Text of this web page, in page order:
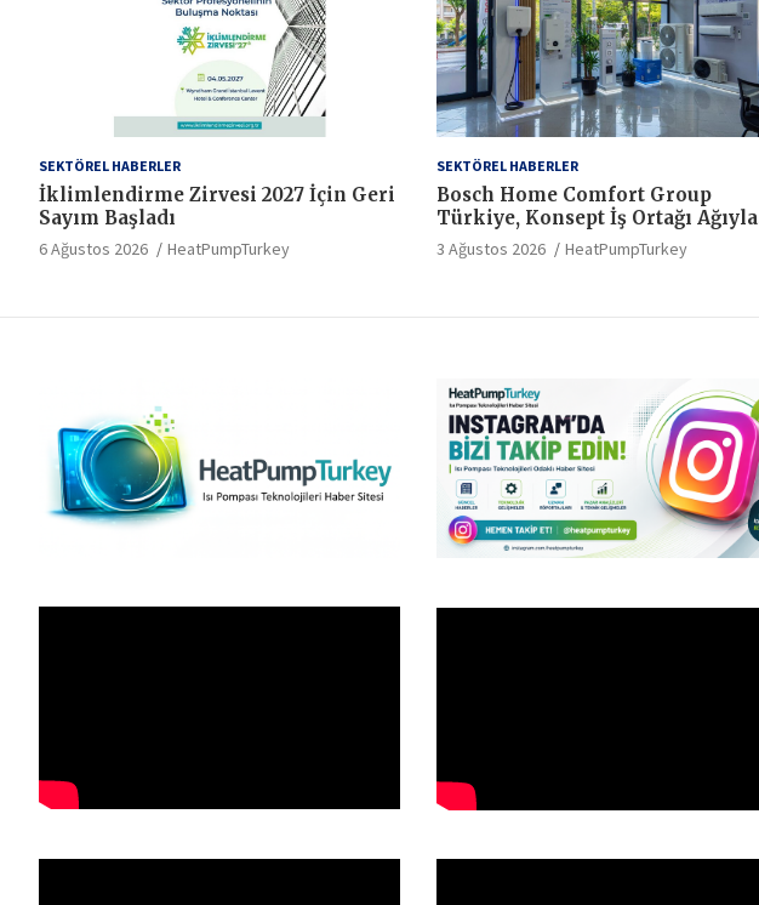
SEKTÖREL HABERLER
İklimlendirme Zirvesi 2027 İçin Geri
Sayım Başladı
6 Ağustos 2026 HeatPumpTurkey
SEKTÖREL HABERLER
Bosch Home Comfort Group
Türkiye, Konsept İş Ortağı Ağıyla
Hizmet Standartlarında Yeni Bir
Dönem Başlatıyor
3 Ağustos 2026 HeatPumpTurkey